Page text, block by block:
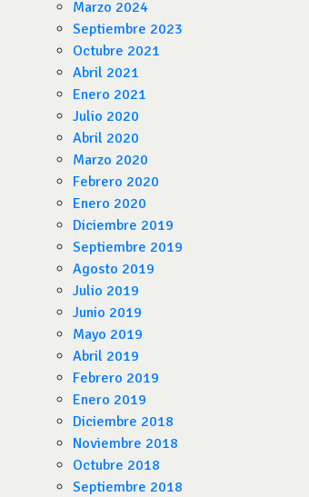
Marzo 2024
Septiembre 2023
Octubre 2021
Abril 2021
Enero 2021
Julio 2020
Abril 2020
Marzo 2020
Febrero 2020
Enero 2020
Diciembre 2019
Septiembre 2019
Agosto 2019
Julio 2019
Junio 2019
Mayo 2019
Abril 2019
Febrero 2019
Enero 2019
Diciembre 2018
Noviembre 2018
Octubre 2018
Septiembre 2018